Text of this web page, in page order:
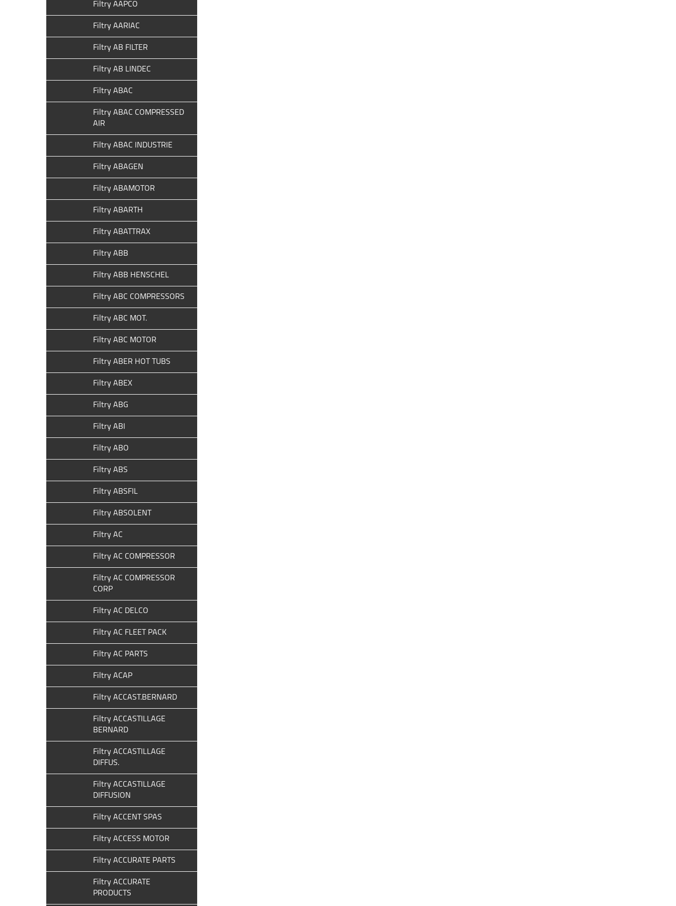
Filtry AAPCO
Filtry AARIAC
Filtry AB FILTER
Filtry AB LINDEC
Filtry ABAC
Filtry ABAC COMPRESSED
AIR
Filtry ABAC INDUSTRIE
Filtry ABAGEN
Filtry ABAMOTOR
Filtry ABARTH
Filtry ABATTRAX
Filtry ABB
Filtry ABB HENSCHEL
Filtry ABC COMPRESSORS
Filtry ABC MOT.
Filtry ABC MOTOR
Filtry ABER HOT TUBS
Filtry ABEX
Filtry ABG
Filtry ABI
Filtry ABO
Filtry ABS
Filtry ABSFIL
Filtry ABSOLENT
Filtry AC
Filtry AC COMPRESSOR
Filtry AC COMPRESSOR
CORP
Filtry AC DELCO
Filtry AC FLEET PACK
Filtry AC PARTS
Filtry ACAP
Filtry ACCAST.BERNARD
Filtry ACCASTILLAGE
BERNARD
Filtry ACCASTILLAGE
DIFFUS.
Filtry ACCASTILLAGE
DIFFUSION
Filtry ACCENT SPAS
Filtry ACCESS MOTOR
Filtry ACCURATE PARTS
Filtry ACCURATE
PRODUCTS